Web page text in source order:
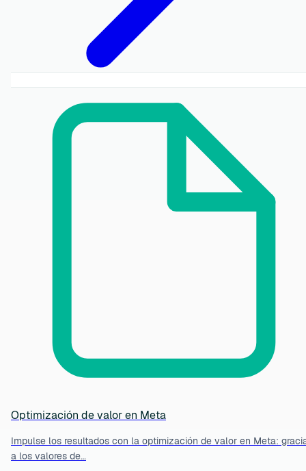
Optimización de valor en Meta
Impulse los resultados con la optimización de valor en Meta:
a los valores de…